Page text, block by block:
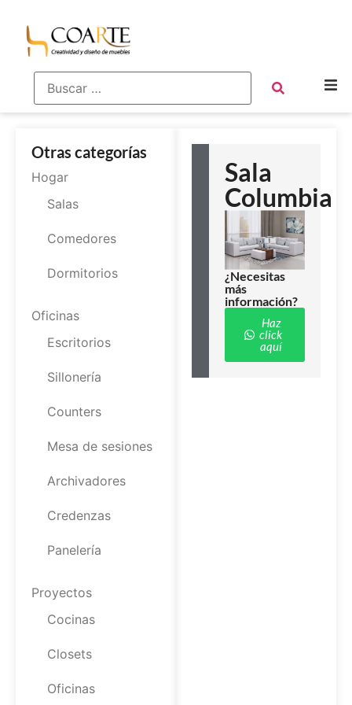
Otras categorías
Hogar
Salas
Comedores
Dormitorios
Oficinas
Escritorios
Sillonería
Counters
Mesa de sesiones
Archivadores
Credenzas
Panelería
Proyectos
Cocinas
Closets
Oficinas
Sala
Columbia
¿Necesitas
más
información?
Haz
click
aquí